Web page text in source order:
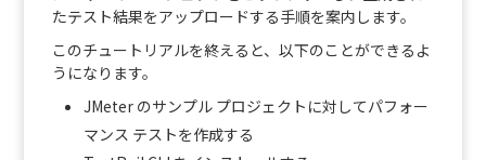
たテスト結果をアップロードする手順を案内します。
このチュートリアルを終えると、以下のことができるよ
うになります。
JMeter のサンプル プロジェクトに対してパフォー
マンス テストを作成する